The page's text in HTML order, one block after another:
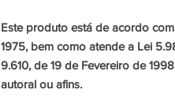
Este produto está de acordo
1975, bem como atende a Lei
9.610, de 19 de Fevereiro de
autoral ou afins.